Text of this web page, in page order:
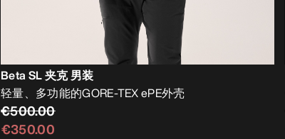
Beta SL 夹克 男装
轻量、多功能的GORE-TEX ePE外壳
€500.00
€350.00